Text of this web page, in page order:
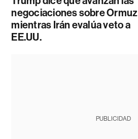
negociaciones sobre Ormuz
mientras Irán evalúa veto a
EE.UU.
PUBLICIDAD